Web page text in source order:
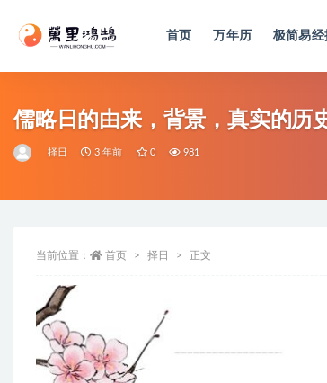
首页 万年历 极简易经
儒略日的由来，背景，真实的历
择日 3 年前 0 981
当前位置： 首页 择日 正文